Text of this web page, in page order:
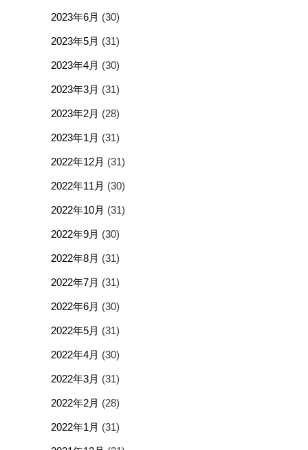
2023年6月 (30)
2023年5月 (31)
2023年4月 (30)
2023年3月 (31)
2023年2月 (28)
2023年1月 (31)
2022年12月 (31)
2022年11月 (30)
2022年10月 (31)
2022年9月 (30)
2022年8月 (31)
2022年7月 (31)
2022年6月 (30)
2022年5月 (31)
2022年4月 (30)
2022年3月 (31)
2022年2月 (28)
2022年1月 (31)